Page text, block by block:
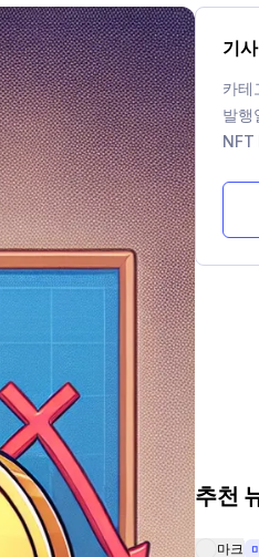
기
카테
발행
NFT
추천
마크